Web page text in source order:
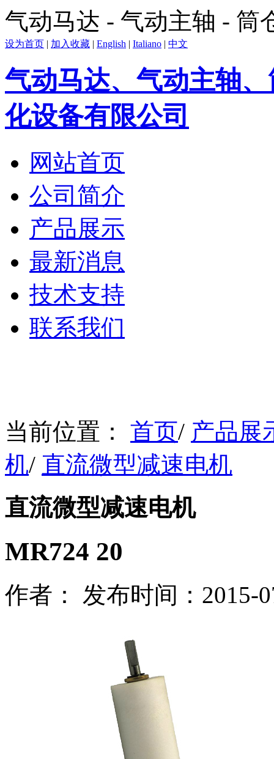
气动马达 - 气动主轴 - 筒
设为首页 | 加入收藏 | English | Italiano | 中文
气动马达、气动主轴
化设备有限公司
网站首页
公司简介
产品展示
最新消息
技术支持
联系我们
当前位置： 首页/ 产品展
机/ 直流微型减速电机
直流微型减速电机
MR724 20
作者： 发布时间：2015-